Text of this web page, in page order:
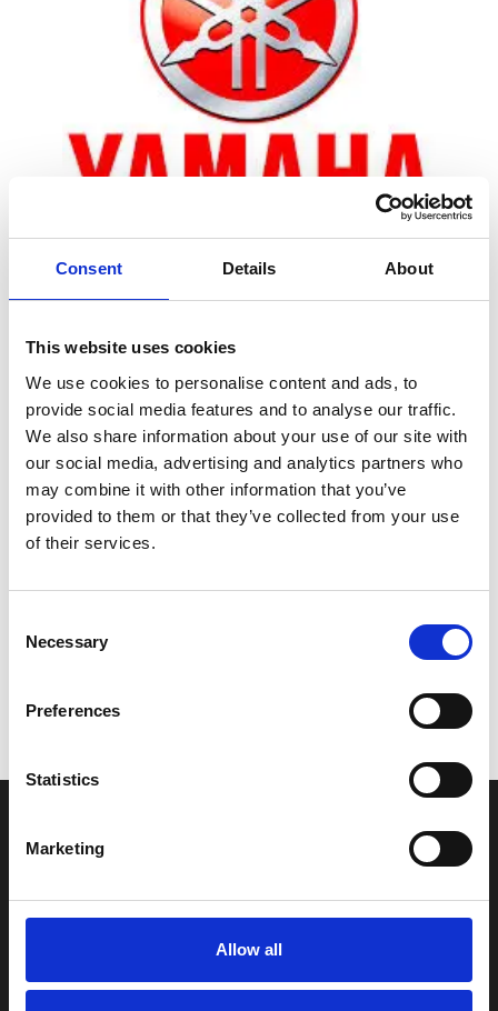
Consent Details About
This website uses cookies
We use cookies to personalise content and ads, to
provide social media features and to analyse our traffic.
We also share information about your use of our site with
our social media, advertising and analytics partners who
may combine it with other information that you’ve
provided to them or that they’ve collected from your use
of their services.
Selection
Necessary
Preferences
Statistics
Marketing
Allow all
Leveringstid er 5-6 dag(e)
Model/varenr.: EW2U59120000
86,66 DKK
Læg i kurv
Vi oplever i øjeblikket store og hyppige prisændringer i markedet.
Derfor kan der i enkelte tilfælde være produkter, som ikke kan
INFORMATIONER
Fragt og levering
Betingelser & Vilkår